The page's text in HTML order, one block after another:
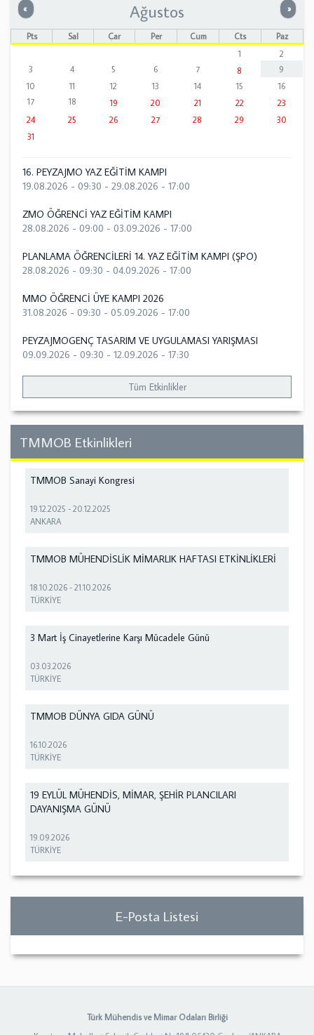
« Önceki »
Ağustos
Pts Sal Çar Per Cum Cts
Paz
1
2
3
4 5 6 7 8
9
10
11 12 13 14 15
16
17
18 19 20 21 22
23
24
25 26 27 28 29
30
31
16. PEYZAJMO YAZ EĞİTİM KAMPI
19.08.2026 - 09:30 - 29.08.2026 - 17:00
ZMO ÖĞRENCİ YAZ EĞİTİM KAMPI
28.08.2026 - 09:00 - 03.09.2026 - 17:00
PLANLAMA ÖĞRENCİLERİ 14. YAZ EĞİTİM KAMPI (ŞPO)
28.08.2026 - 09:30 - 04.09.2026 - 17:00
MMO ÖĞRENCİ ÜYE KAMPI 2026
31.08.2026 - 09:30 - 05.09.2026 - 17:00
PEYZAJMOGENÇ TASARIM VE UYGULAMASI YARIŞMASI
09.09.2026 - 09:30 - 12.09.2026 - 17:30
Tüm Etkinlikler
TMMOB Etkinlikleri
TMMOB Sanayi Kongresi
19.12.2025 -20.12.2025
ANKARA
TMMOB MÜHENDİSLİK MİMARLIK HAFTASI ETKİNLİKLERİ
18.10.2026 -21.10.2026
TÜRKİYE
3 Mart İş Cinayetlerine Karşı Mücadele Günü
03.03.2026
TÜRKİYE
TMMOB DÜNYA GIDA GÜNÜ
16.10.2026
TÜRKİYE
19 EYLÜL MÜHENDİS, MİMAR, ŞEHİR PLANCILARI
DAYANIŞMA GÜNÜ
19.09.2026
TÜRKİYE
E-Posta Listesi
Türk Mühendis ve Mimar Odaları Birliği